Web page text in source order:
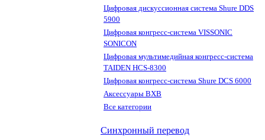
Цифровая дискуссионная система Shure DDS
5900
Цифровая конгресс-система VISSONIC
SONICON
Цифровая мультимедийная конгресс-система
TAIDEN HCS-8300
Цифровая конгресс-система Shure DCS 6000
Аксессуары BXB
Все категории
Синхронный перевод